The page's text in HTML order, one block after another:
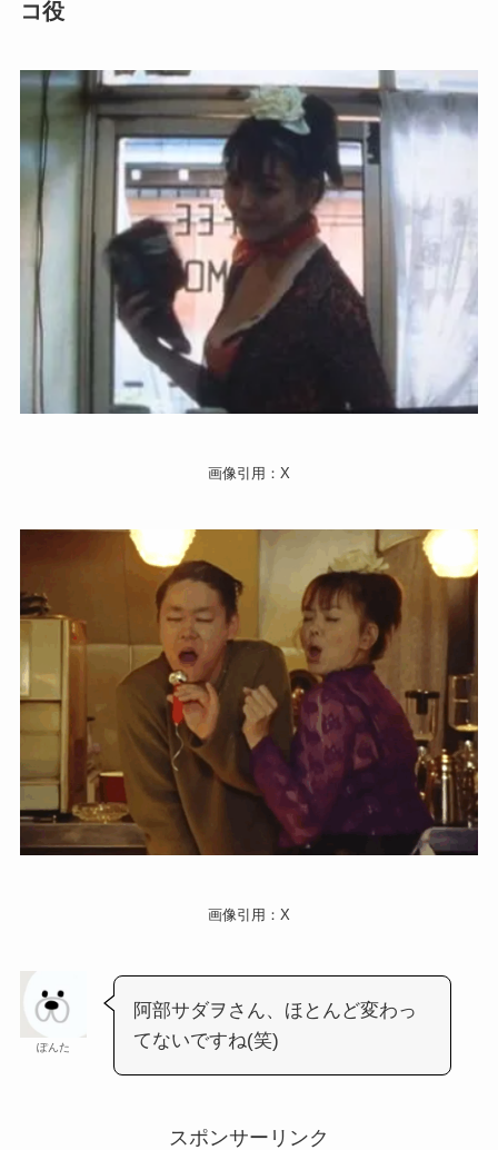
コ役
画像引用：X
画像引用：X
ぽんた
阿部サダヲさん、ほとんど変わっ
てないですね(笑)
スポンサーリンク